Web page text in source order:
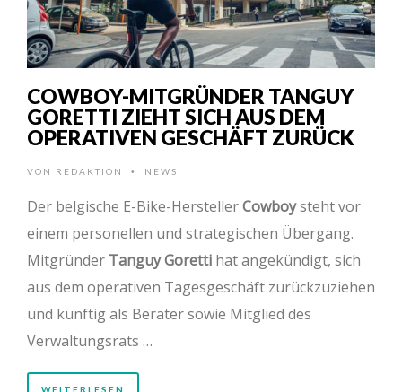
COWBOY-MITGRÜNDER TANGUY
GORETTI ZIEHT SICH AUS DEM
OPERATIVEN GESCHÄFT ZURÜCK
VON REDAKTION • NEWS
Der belgische E-Bike-HerstellerCowboysteht vor
einem personellen und strategischen Übergang.
Mitgründer Tanguy Goretti hat angekündigt, sich
aus dem operativen Tagesgeschäft zurückzuziehen
und künftig als Berater sowie Mitglied des
Verwaltungsrats …
WEITERLESEN